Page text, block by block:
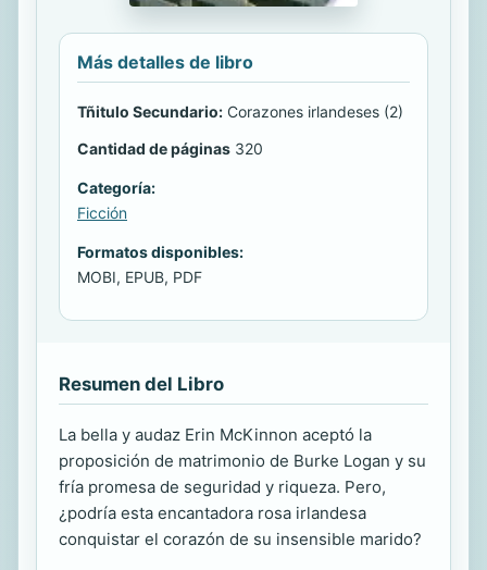
Más detalles de libro
Tñitulo Secundario: Corazones irlandeses (2)
Cantidad de páginas 320
Categoría:
Ficción
Formatos disponibles:
MOBI, EPUB, PDF
Resumen del Libro
La bella y audaz Erin McKinnon aceptó la
proposición de matrimonio de Burke Logan y su
fría promesa de seguridad y riqueza. Pero,
¿podría esta encantadora rosa irlandesa
conquistar el corazón de su insensible marido?